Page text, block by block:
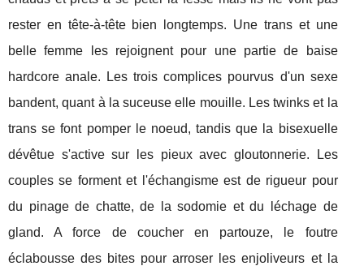
rester en tête-à-tête bien longtemps. Une trans et une
belle femme les rejoignent pour une partie de baise
hardcore anale. Les trois complices pourvus d'un sexe
bandent, quant à la suceuse elle mouille. Les twinks et la
trans se font pomper le noeud, tandis que la bisexuelle
dévêtue s'active sur les pieux avec gloutonnerie. Les
couples se forment et l'échangisme est de rigueur pour
du pinage de chatte, de la sodomie et du léchage de
gland. A force de coucher en partouze, le foutre
éclabousse des bites pour arroser les enjoliveurs et la